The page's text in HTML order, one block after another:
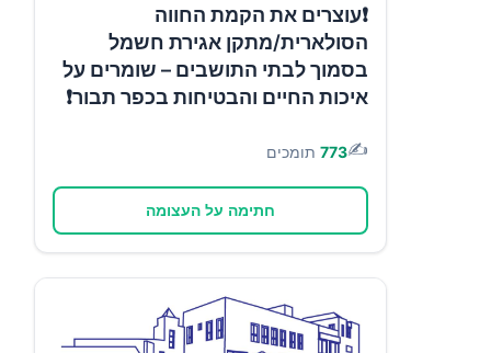
❗עוצרים את הקמת החווה
הסולארית/מתקן אגירת חשמל
בסמוך לבתי התושבים – שומרים על
איכות החיים והבטיחות בכפר תבור❗
✍️
773 תומכים
חתימה על העצומה